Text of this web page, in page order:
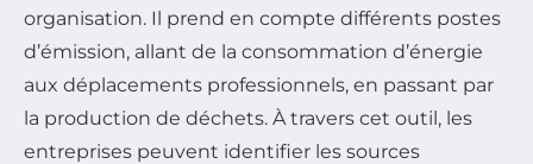
organisation. Il prend en compte différents postes
d’émission, allant de la consommation d’énergie
aux déplacements professionnels, en passant par
la production de déchets. À travers cet outil, les
entreprises peuvent identifier les sources